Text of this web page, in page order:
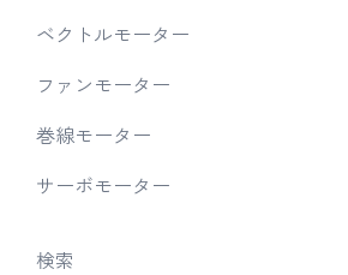
ベクトルモーター
ファンモーター
巻線モーター
サーボモーター
検索